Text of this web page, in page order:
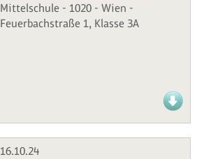
Mittelschule - 1020 - Wien -
Feuerbachstraße 1, Klasse 3A
16.10.24